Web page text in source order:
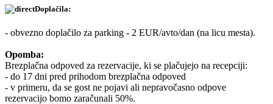
Doplačila:
- obvezno doplačilo za parking - 2 EUR/avto/dan (na licu mesta).
Opomba:
Brezplačna odpoved za rezervacije, ki se plačujejo na recepciji:
- do 17 dni pred prihodom brezplačna odpoved
- v primeru, da se gost ne pojavi ali nepravočasno odpove
rezervacijo bomo zaračunali 50%.